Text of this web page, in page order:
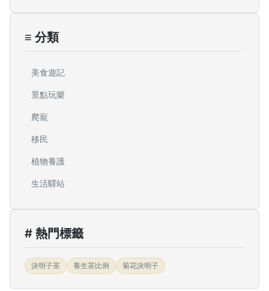
≡ 分類
美食遊記
景點玩樂
爬寵
移民
植物養護
生活驛站
# 熱門標籤
決明子茶 養生茶比例 菊花決明子